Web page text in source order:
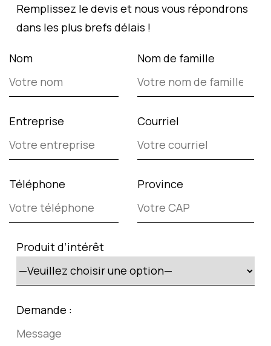
Remplissez le devis et nous vous répondrons
dans les plus brefs délais !
Nom Nom de famille
Entreprise Courriel
Téléphone Province
Produit d’intérêt
Demande :